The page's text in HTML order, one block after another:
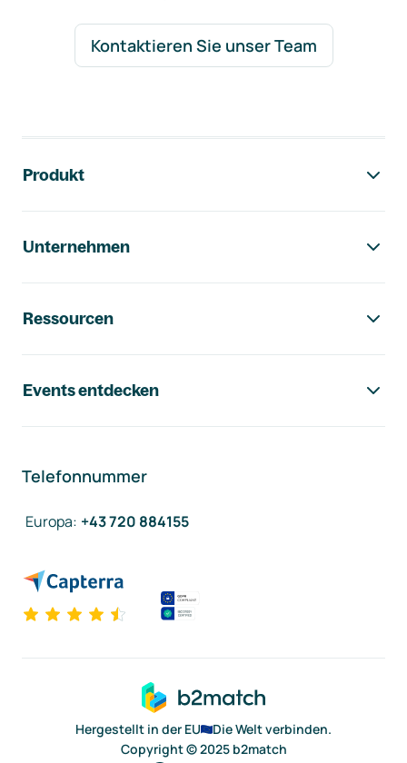
Kontaktieren Sie unser Team
Produkt
Unternehmen
Ressourcen
Events entdecken
Telefonnummer
Europa: +43 720 884155
Hergestellt in der EU
Die Welt verbinden.
Copyright © 2025 b2match